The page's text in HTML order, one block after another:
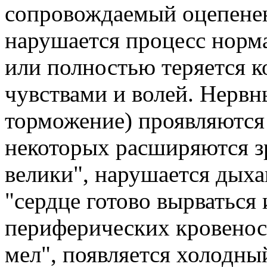
сопровождаемый
нарушается процесс
или полностью теряется
чувствами и волей.
торможение)
некоторых расширяются
велики", нарушается
"сердце готово
периферических
мел", появляется